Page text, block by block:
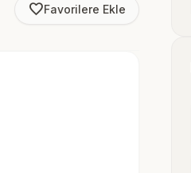
favorite_borderFavorilere Ekle